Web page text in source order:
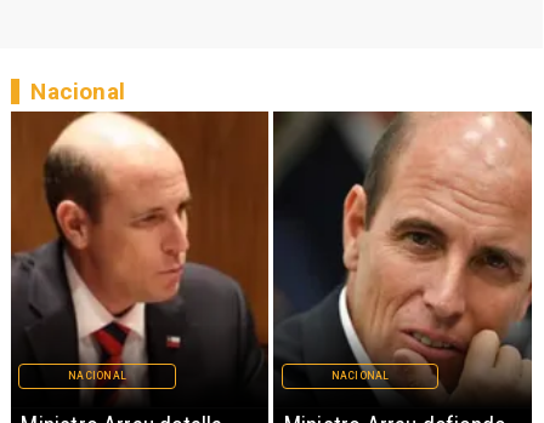
NACIONAL NACIONAL
Nacional